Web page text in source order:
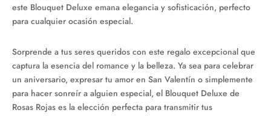
este Blouquet Deluxe emana elegancia y sofisticación, perfecto
para cualquier ocasión especial.
Sorprende a tus seres queridos con este regalo excepcional que
captura la esencia del romance y la belleza. Ya sea para celebrar
un aniversario, expresar tu amor en San Valentín o simplemente
para hacer sonreír a alguien especial, el Blouquet Deluxe de
Rosas Rojas es la elección perfecta para transmitir tus